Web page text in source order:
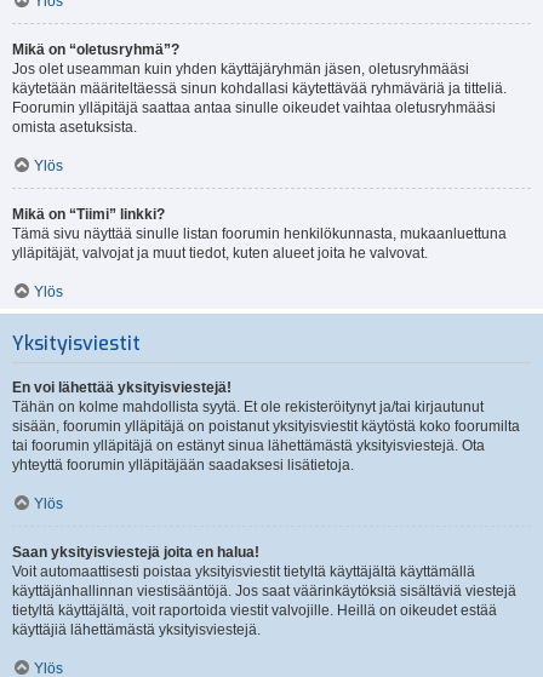
Mikä on “oletusryhmä”?
Jos olet useamman kuin yhden käyttäjäryhmän jäsen, oletusryhmääsi
käytetään määriteltäessä sinun kohdallasi käytettävää ryhmäväriä ja titteliä.
Foorumin ylläpitäjä saattaa antaa sinulle oikeudet vaihtaa oletusryhmääsi
omista asetuksista.
Ylös
Mikä on “Tiimi” linkki?
Tämä sivu näyttää sinulle listan foorumin henkilökunnasta, mukaanluettuna
ylläpitäjät, valvojat ja muut tiedot, kuten alueet joita he valvovat.
Ylös
Yksityisviestit
En voi lähettää yksityisviestejä!
Tähän on kolme mahdollista syytä. Et ole rekisteröitynyt ja/tai kirjautunut
sisään, foorumin ylläpitäjä on poistanut yksityisviestit käytöstä koko foorumilta
tai foorumin ylläpitäjä on estänyt sinua lähettämästä yksityisviestejä. Ota
yhteyttä foorumin ylläpitäjään saadaksesi lisätietoja.
Ylös
Saan yksityisviestejä joita en halua!
Voit automaattisesti poistaa yksityisviestit tietyltä käyttäjältä käyttämällä
käyttäjänhallinnan viestisääntöjä. Jos saat väärinkäytöksiä sisältäviä viestejä
tietyltä käyttäjältä, voit raportoida viestit valvojille. Heillä on oikeudet estää
käyttäjiä lähettämästä yksityisviestejä.
Ylös